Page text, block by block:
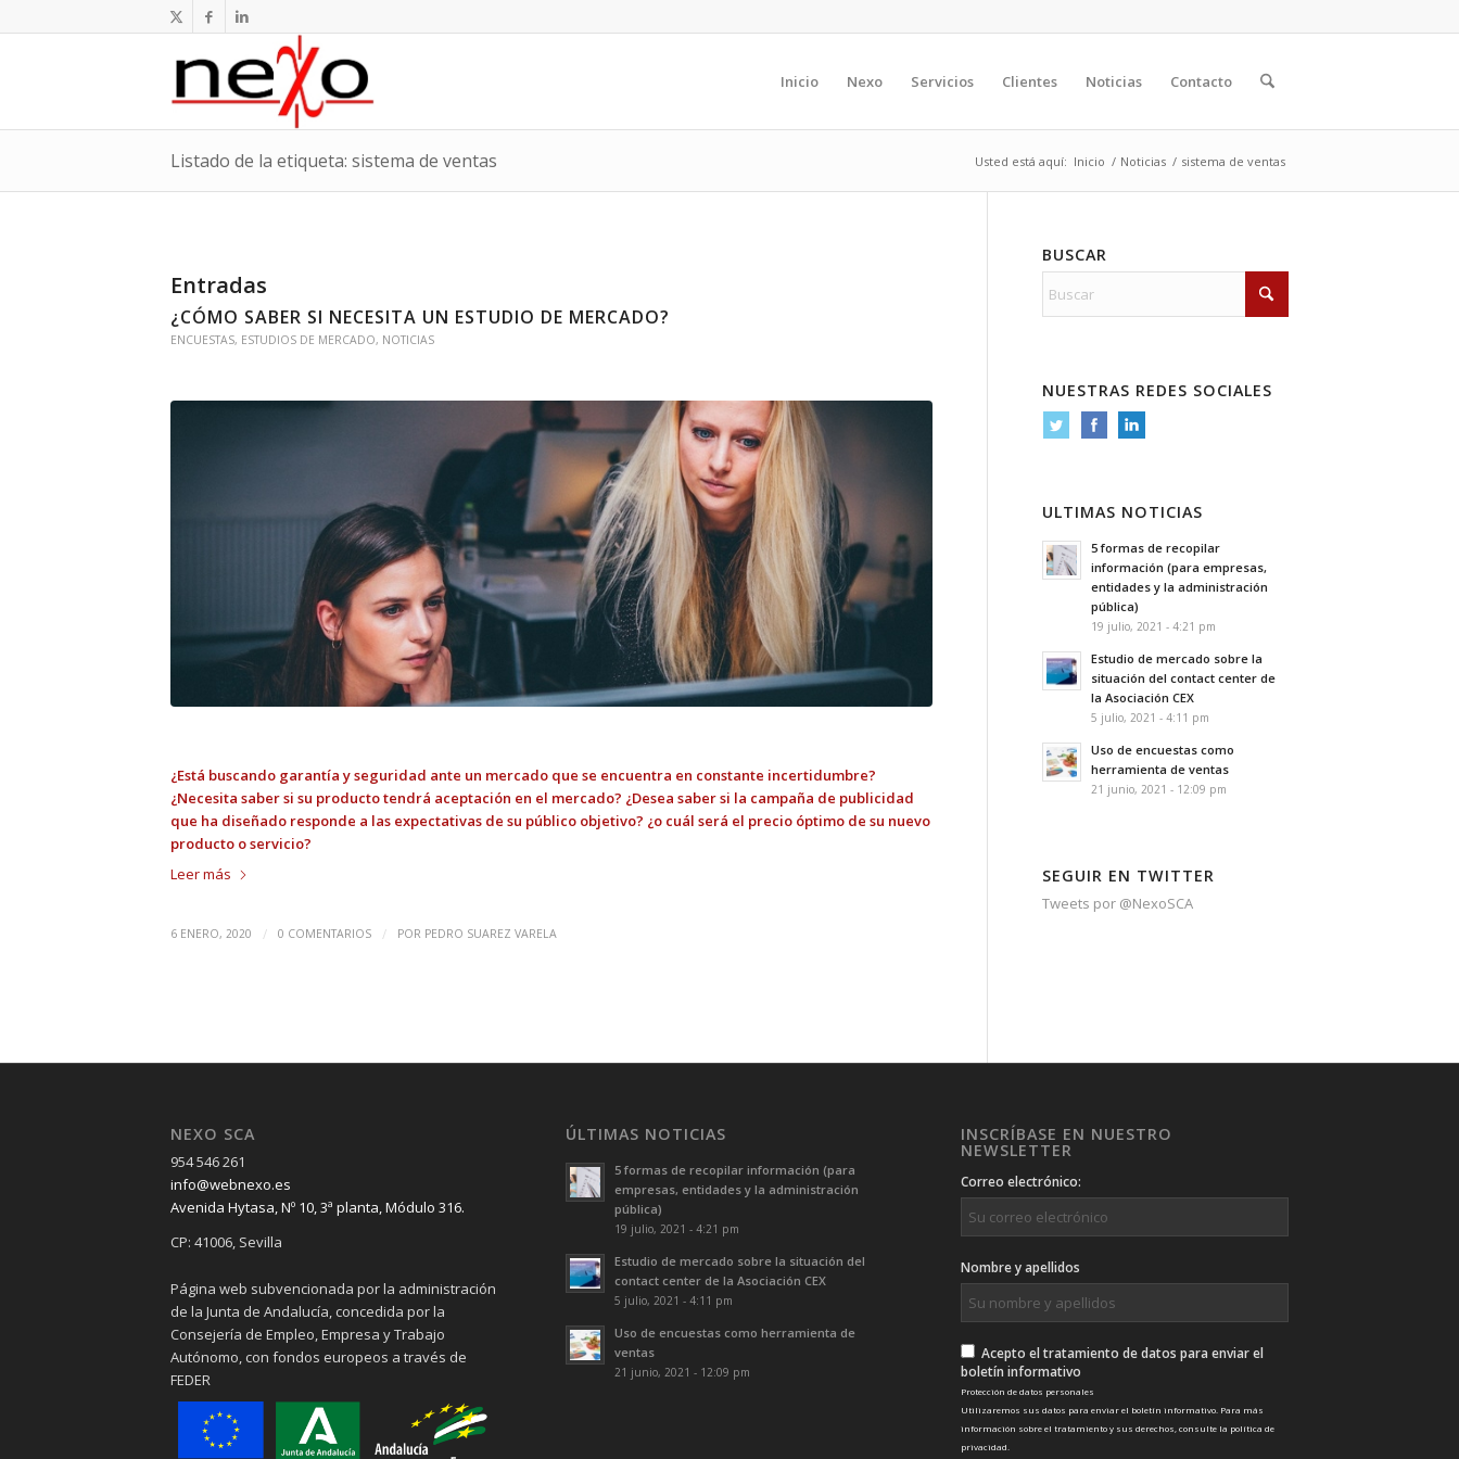
Inicio Nexo Servicios Clientes Noticias Contacto
Listado de la etiqueta: sistema de ventas Usted está aquí: Inicio / Noticias / sistema de ventas
Entradas
¿CÓMO SABER SI NECESITA UN ESTUDIO DE MERCADO?
ENCUESTAS, ESTUDIOS DE MERCADO, NOTICIAS
¿Está buscando garantía y seguridad ante un mercado que se encuentra en constante incertidumbre?
¿Necesita saber si su producto tendrá aceptación en el mercado? ¿Desea saber si la campaña de publicidad
que ha diseñado responde a las expectativas de su público objetivo? ¿o cuál será el precio óptimo de su nuevo
producto o servicio?
Leer más
6 ENERO, 2020 / 0 COMENTARIOS / POR PEDRO SUAREZ VARELA
BUSCAR
NUESTRAS REDES SOCIALES
ULTIMAS NOTICIAS
5 formas de recopilar
información (para empresas,
entidades y la administración
pública)
19 julio, 2021 - 4:21 pm
Estudio de mercado sobre la
situación del contact center de
la Asociación CEX
5 julio, 2021 - 4:11 pm
Uso de encuestas como
herramienta de ventas
21 junio, 2021 - 12:09 pm
SEGUIR EN TWITTER
Tweets por @NexoSCA
NEXO SCA
954 546 261
info@webnexo.es
Avenida Hytasa, Nº 10, 3ª planta, Módulo 316.
CP: 41006, Sevilla
Página web subvencionada por la administración
de la Junta de Andalucía, concedida por la
Consejería de Empleo, Empresa y Trabajo
Autónomo, con fondos europeos a través de
FEDER
ÚLTIMAS NOTICIAS
5 formas de recopilar información (para
empresas, entidades y la administración
pública)
19 julio, 2021 - 4:21 pm
Estudio de mercado sobre la situación del
contact center de la Asociación CEX
5 julio, 2021 - 4:11 pm
Uso de encuestas como herramienta de
ventas
21 junio, 2021 - 12:09 pm
INSCRÍBASE EN NUESTRO
NEWSLETTER
Correo electrónico:
Nombre y apellidos
Acepto el tratamiento de datos para enviar el
boletín informativo
Protección de datos personales
Utilizaremos sus datos para enviar el boletín informativo. Para más
información sobre el tratamiento y sus derechos, consulte la política de
privacidad